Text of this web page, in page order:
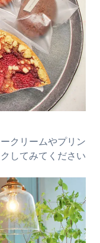
クリームやプリン
してみてください